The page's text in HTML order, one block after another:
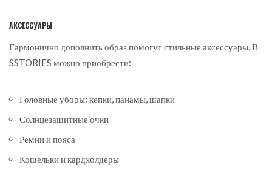
АКСЕССУАРЫ
Гармонично дополнить образ помогут стильные аксессуары. В
SSTORIES можно приобрести:
Головные уборы: кепки, панамы, шапки
Солнцезащитные очки
Ремни и пояса
Кошельки и кардхолдеры